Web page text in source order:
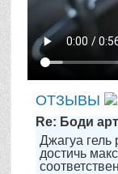
ОТЗЫВЫ
Re: Боди арт
Джагуа гель
достичь